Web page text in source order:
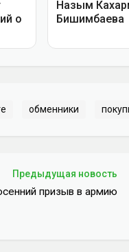
обменники
Предыдущая новость
призыв в армию